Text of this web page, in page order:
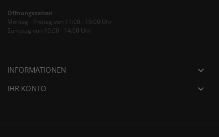
Öffnungszeiten
Montag - Freitag von 11:00 - 19:00 Uhr
Samstag von 10:00 - 14:00 Uhr
INFORMATIONEN 
IHR KONTO 